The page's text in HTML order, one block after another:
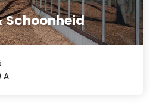
Schoonheid
A